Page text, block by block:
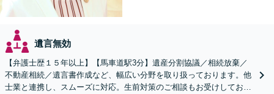
遺言無効
【弁護士歴１５年以上】【馬車道駅3分】遺産分割協議／相続放棄／
不動産相続／遺言書作成など、幅広い分野を取り扱っております。他
士業と連携し、スムーズに対応。生前対策のご相談もお受けしており